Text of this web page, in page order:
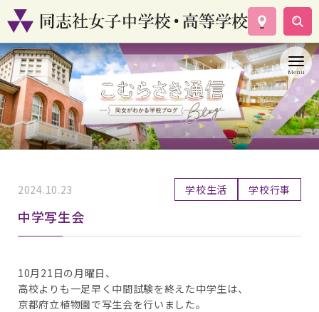
学校案内
コース紹介
学校生活
入試情報
資料請求
お問い合わせ
2024.10.23 学校生活 学校行事
中学写生会
10月21日の月曜日、
高校よりも一足早く中間試験を終えた中学生は、
京都府立植物園で写生会を行いました。